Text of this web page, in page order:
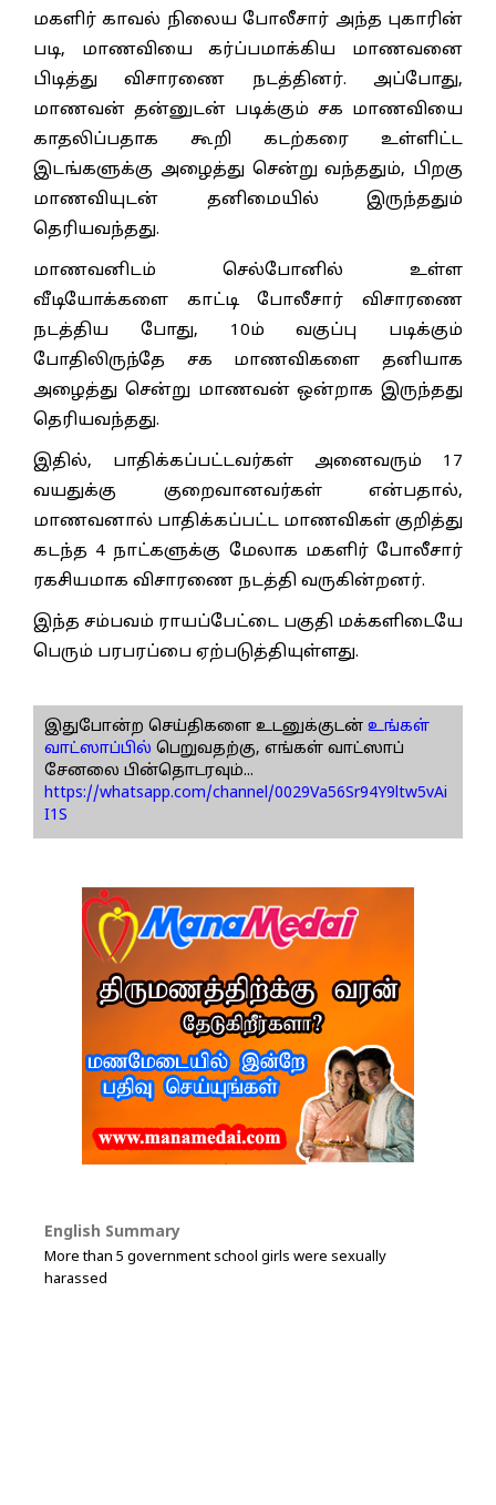
மகளிர் காவல் நிலைய போலீசார் அந்த புகாரின்
படி, மாணவியை கர்ப்பமாக்கிய மாணவனை
பிடித்து விசாரணை நடத்தினர். அப்போது,
மாணவன் தன்னுடன் படிக்கும் சக மாணவியை
காதலிப்பதாக கூறி கடற்கரை உள்ளிட்ட
இடங்களுக்கு அழைத்து சென்று வந்ததும், பிறகு
மாணவியுடன் தனிமையில் இருந்ததும்
தெரியவந்தது.
மாணவனிடம் செல்போனில் உள்ள
வீடியோக்களை காட்டி போலீசார் விசாரணை
நடத்திய போது, 10ம் வகுப்பு படிக்கும்
போதிலிருந்தே சக மாணவிகளை தனியாக
அழைத்து சென்று மாணவன் ஒன்றாக இருந்தது
தெரியவந்தது.
இதில், பாதிக்கப்பட்டவர்கள் அனைவரும் 17
வயதுக்கு குறைவானவர்கள் என்பதால்,
மாணவனால் பாதிக்கப்பட்ட மாணவிகள் குறித்து
கடந்த 4 நாட்களுக்கு மேலாக மகளிர் போலீசார்
ரகசியமாக விசாரணை நடத்தி வருகின்றனர்.
இந்த சம்பவம் ராயப்பேட்டை பகுதி மக்களிடையே
பெரும் பரபரப்பை ஏற்படுத்தியுள்ளது.
இதுபோன்ற செய்திகளை உடனுக்குடன் உங்கள்
வாட்ஸாப்பில் பெறுவதற்கு, எங்கள் வாட்ஸாப்
சேனலை பின்தொடரவும்...
https://whatsapp.com/channel/0029Va56Sr94Y9ltw5vAi
I1S
English Summary
More than 5 government school girls were sexually
harassed